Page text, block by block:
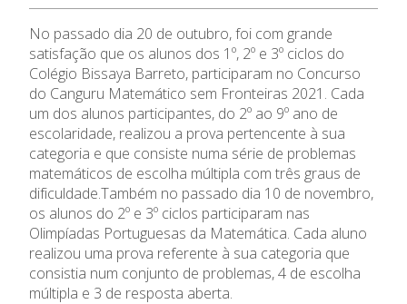
O Colégio
Ofertas de emprego
Regulamentos
Jornal “O Coreto”
Privacidade
Oferta Formativa
Letiva
Academia de Línguas
Ensino Profissional
Curso de Técnico/a de Apoio
à Família e à Comunidade
Ofertas de Emprego
Ano Letivo
SIGE
Secretariado de Exames
No passado dia 20 de outubro, foi com grande
satisfação que os alunos dos 1º, 2º e 3º ciclos do
Colégio Bissaya Barreto, participaram no Concurso
do Canguru Matemático sem Fronteiras 2021. Cada
um dos alunos participantes, do 2º ao 9º ano de
escolaridade, realizou a prova pertencente à sua
categoria e que consiste numa série de problemas
matemáticos de escolha múltipla com três graus de
dificuldade.Também no passado dia 10 de novembro,
os alunos do 2º e 3º ciclos participaram nas
Olimpíadas Portuguesas da Matemática. Cada aluno
realizou uma prova referente à sua categoria que
consistia num conjunto de problemas, 4 de escolha
múltipla e 3 de resposta aberta.